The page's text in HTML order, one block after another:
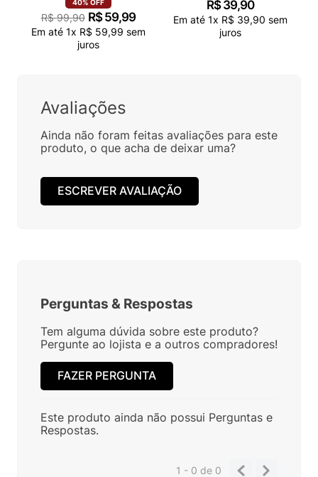
40% OFF
R$ 99,90 R$ 59,99
Em até 1x R$ 59,99 sem
juros
R$ 39,90
Em até 1x R$ 39,90 sem
juros
Avaliações
Ainda não foram feitas avaliações para este
produto, o que acha de deixar uma?
ESCREVER AVALIAÇÃO
Perguntas & Respostas
Tem alguma dúvida sobre este produto?
Pergunte ao lojista e a outros compradores!
FAZER PERGUNTA
Este produto ainda não possui Perguntas e
Respostas.
1 - 0de 0